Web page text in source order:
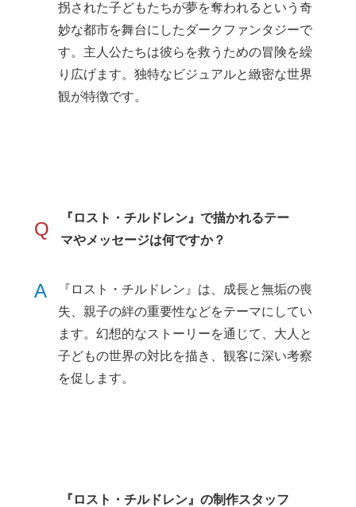
拐された子どもたちが夢を奪われるという奇
妙な都市を舞台にしたダークファンタジーで
す。主人公たちは彼らを救うための冒険を繰
り広げます。独特なビジュアルと緻密な世界
観が特徴です。
Q
『ロスト・チルドレン』で描かれるテー
マやメッセージは何ですか？
A
『ロスト・チルドレン』は、成長と無垢の喪
失、親子の絆の重要性などをテーマにしてい
ます。幻想的なストーリーを通じて、大人と
子どもの世界の対比を描き、観客に深い考察
を促します。
『ロスト・チルドレン』の制作スタッフ